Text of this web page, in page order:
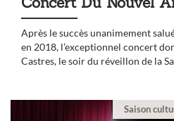
Après le succès unanimement
en 2018, l’exceptionnel concert
Castres, le soir du réveillon de la
Saison